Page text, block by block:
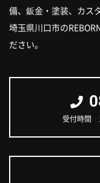
備、 鈑金・塗装、カス
埼玉県川口市の
ださい。
受付時間